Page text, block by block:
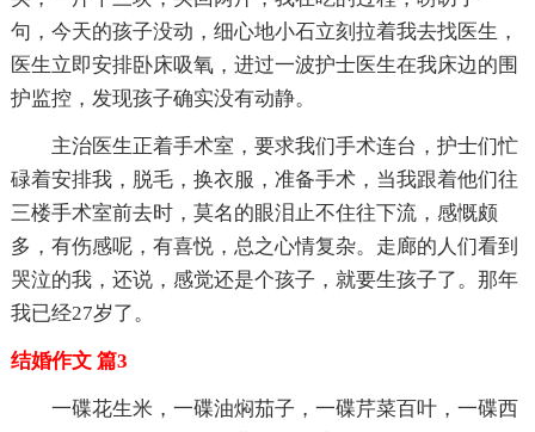
句，今天的孩子没动，细心地小石立刻拉着我去找医生，
医生立即安排卧床吸氧，进过一波护士医生在我床边的围
护监控，发现孩子确实没有动静。
主治医生正着手术室，要求我们手术连台，护士们忙
碌着安排我，脱毛，换衣服，准备手术，当我跟着他们往
三楼手术室前去时，莫名的眼泪止不住往下流，感慨颇
多，有伤感呢，有喜悦，总之心情复杂。走廊的人们看到
哭泣的我，还说，感觉还是个孩子，就要生孩子了。那年
我已经27岁了。
结婚作文 篇3
一碟花生米，一碟油焖茄子，一碟芹菜百叶，一碟西